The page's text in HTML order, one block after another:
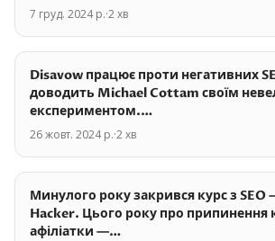
7 груд. 2024 р.·2хв
Disavow працює проти негативних
доводить Michael Cottam своїм
експериментом.…
26 жовт. 2024 р.·2хв
Минулого року закрився курс з
Hacker. Цього року про припинення
афіліатки —…